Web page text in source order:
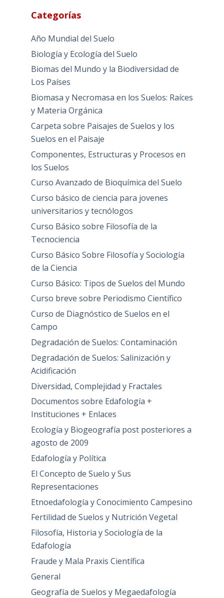
Categorías
Año Mundial del Suelo
Biología y Ecología del Suelo
Biomas del Mundo y la Biodiversidad de
Los Países
Biomasa y Necromasa en los Suelos: Raíces
y Materia Orgánica
Carpeta sobre Paisajes de Suelos y los
Suelos en el Paisaje
Componentes, Estructuras y Procesos en
los Suelos
Curso Avanzado de Bioquímica del Suelo
Curso básico de ciencia para jovenes
universitarios y tecnólogos
Curso Básico sobre Filosofía de la
Tecnociencia
Curso Básico Sobre Filosofía y Sociología
de la Ciencia
Curso Básico: Tipos de Suelos del Mundo
Curso breve sobre Periodismo Científico
Curso de Diagnóstico de Suelos en el
Campo
Degradación de Suelos: Contaminación
Degradación de Suelos: Salinización y
Acidificación
Diversidad, Complejidad y Fractales
Documentos sobre Edafología +
Instituciones + Enlaces
Ecología y Biogeografía post posteriores a
agosto de 2009
Edafología y Política
El Concepto de Suelo y Sus
Representaciones
Etnoedafología y Conocimiento Campesino
Fertilidad de Suelos y Nutrición Vegetal
Filosofía, Historia y Sociología de la
Edafología
Fraude y Mala Praxis Científica
General
Geografía de Suelos y Megaedafología